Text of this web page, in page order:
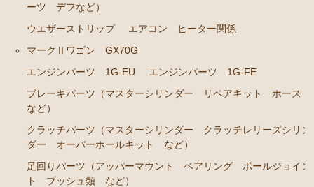
2JZ-GE JZS147
RA45 RA46）
ステアリングパーツ（各種リペアキット ラックブー
ツ ラックエンド タイロッドエンド など）
シャフトブーツ など）
セリカカリーナRA63 TA61 TA63 TA64AA63コロナRT14
1 AT141 TT142
ーツ デフなど）
ウエザーストリップ
エアコン ヒーター関係
マークⅡワゴン GX70G
エンジンパーツ 1G-EU
エンジンパーツ 1G-FE
ブレーキパーツ（マスターシリンダー リペアキット ホース
など）
クラッチパーツ（マスターシリンダー クラッチレリーズシリン
ダー オーバーホールキット など）
足回りパーツ（アッパーマウント ベアリング ボールジョイン
ト ブッシュ類 など）